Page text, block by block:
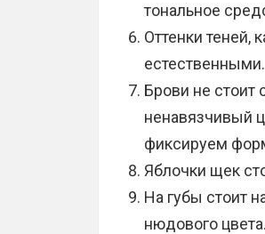
тональное
Оттенки теней,
естественными.
Брови не
ненавязчивый
фиксируем
Яблочки щек
На губы стоит
нюдового цвета.